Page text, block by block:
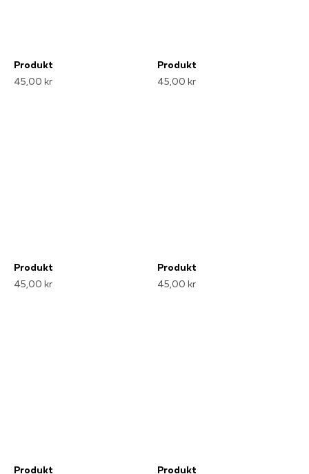
Produkt
45,00 kr
Produkt
45,00 kr
Produkt
45,00 kr
Produkt
45,00 kr
Produkt
Produkt